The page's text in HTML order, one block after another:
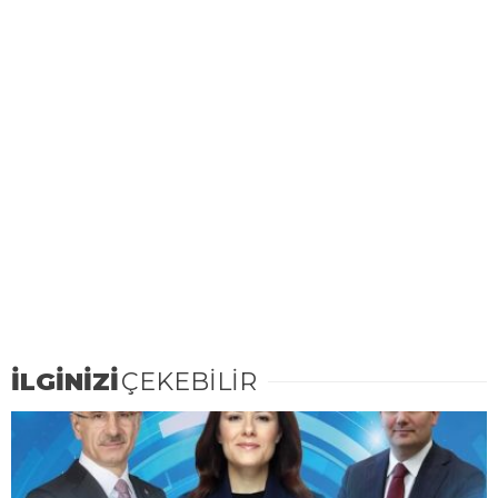
İLGİNİZİÇEKEBİLİR